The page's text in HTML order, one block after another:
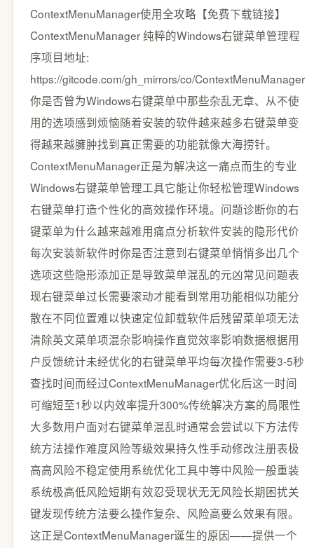
ContextMenuManager使用全攻略【免费下载链接】
ContextMenuManager️ 纯粹的Windows右键菜单管理程
序项目地址:
https://gitcode.com/gh_mirrors/co/ContextMenuManager
你是否曾为Windows右键菜单中那些杂乱无章、从不使
用的选项感到烦恼随着安装的软件越来越多右键菜单变
得越来越臃肿找到真正需要的功能就像大海捞针。
ContextMenuManager正是为解决这一痛点而生的专业
Windows右键菜单管理工具它能让你轻松管理Windows
右键菜单打造个性化的高效操作环境。问题诊断你的右
键菜单为什么越来越难用痛点分析软件安装的隐形代价
每次安装新软件时你是否注意到右键菜单悄悄多出几个
选项这些隐形添加正是导致菜单混乱的元凶常见问题表
现右键菜单过长需要滚动才能看到常用功能相似功能分
散在不同位置难以快速定位卸载软件后残留菜单项无法
清除英文菜单项混杂影响操作直觉效率影响数据根据用
户反馈统计未经优化的右键菜单平均每次操作需要3-5秒
查找时间而经过ContextMenuManager优化后这一时间
可缩短至1秒以内效率提升300%传统解决方案的局限性
大多数用户面对右键菜单混乱时通常会尝试以下方法传
统方法操作难度风险等级效果持久性手动修改注册表极
高高风险不稳定使用系统优化工具中等中风险一般重装
系统极高低风险短期有效忍受现状无无风险长期困扰关
键发现传统方法要么操作复杂、风险高要么效果有限。
这正是ContextMenuManager诞生的原因——提供一个